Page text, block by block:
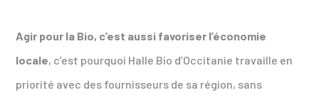
Agir pour la Bio, c’est aussi favoriser l’économie
locale, c’est pourquoi Halle Bio d’Occitanie travaille en
priorité avec des fournisseurs de sa région, sans